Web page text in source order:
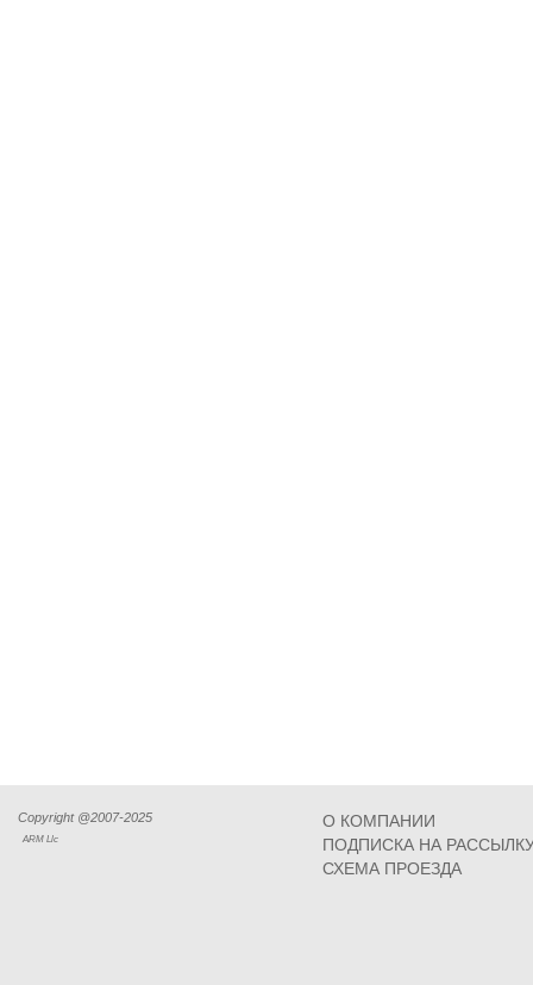
Copyright @2007-2025
ARM Llc
О КОМПАНИИ
ПОДПИСКА НА
СХЕМА ПРОЕЗДА